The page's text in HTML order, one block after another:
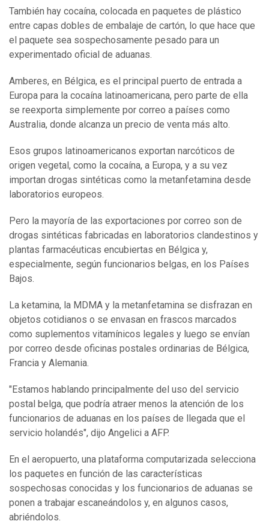
También hay cocaína, colocada en paquetes de plástico
entre capas dobles de embalaje de cartón, lo que hace que
el paquete sea sospechosamente pesado para un
experimentado oficial de aduanas.
Amberes, en Bélgica, es el principal puerto de entrada a
Europa para la cocaína latinoamericana, pero parte de ella
se reexporta simplemente por correo a países como
Australia, donde alcanza un precio de venta más alto.
Esos grupos latinoamericanos exportan narcóticos de
origen vegetal, como la cocaína, a Europa, y a su vez
importan drogas sintéticas como la metanfetamina desde
laboratorios europeos.
Pero la mayoría de las exportaciones por correo son de
drogas sintéticas fabricadas en laboratorios clandestinos y
plantas farmacéuticas encubiertas en Bélgica y,
especialmente, según funcionarios belgas, en los Países
Bajos.
La ketamina, la MDMA y la metanfetamina se disfrazan en
objetos cotidianos o se envasan en frascos marcados
como suplementos vitamínicos legales y luego se envían
por correo desde oficinas postales ordinarias de Bélgica,
Francia y Alemania.
"Estamos hablando principalmente del uso del servicio
postal belga, que podría atraer menos la atención de los
funcionarios de aduanas en los países de llegada que el
servicio holandés", dijo Angelici a AFP.
En el aeropuerto, una plataforma computarizada selecciona
los paquetes en función de las características
sospechosas conocidas y los funcionarios de aduanas se
ponen a trabajar escaneándolos y, en algunos casos,
abriéndolos.